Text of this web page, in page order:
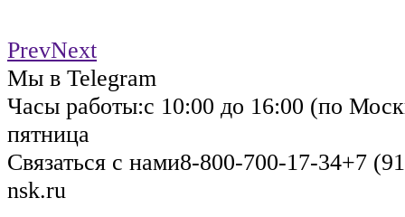
PrevNext
Мы в Telegram
Часы работы:с 10:00 до 16:00 (по
пятница
Связаться с нами8-800-700-17-34+7
nsk.ru